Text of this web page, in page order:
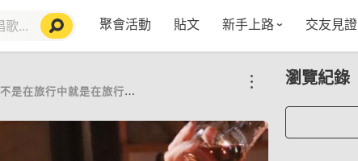
聚會活動 貼文 新手上路
五大功能
VIP獨享
使用者指南
如何報名/舉辦聚會
常見Q&A
聚會主題推薦
節日特輯企劃
交友見證
不是在旅行中就是在旅行的路上小女子
瀏覽紀錄